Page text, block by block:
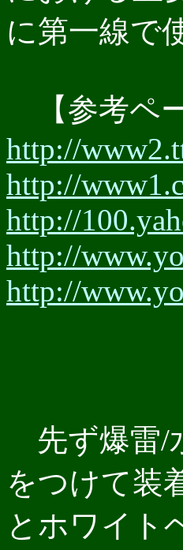
に第一線で
【参考ペ
http://
http://
http://
http://
http://
先ず爆雷/
をつけて装
とホワイト